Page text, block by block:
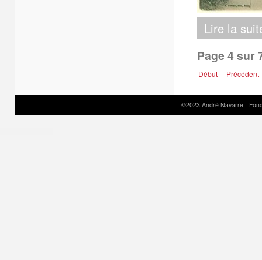
Lire la
Page 4 sur
Début Précédent
©2023 André Navarre -